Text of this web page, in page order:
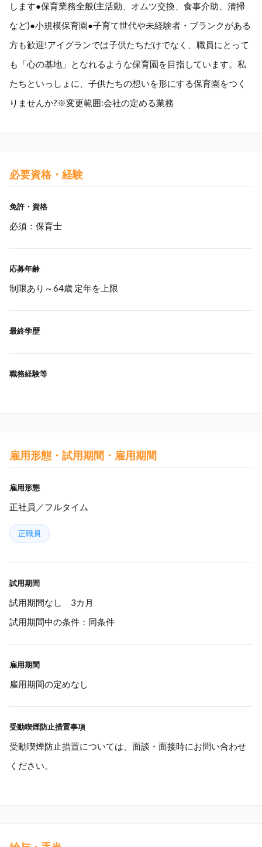
します●保育業務全般(主活動、オムツ交換、食事介助、清掃
など)●小規模保育園●子育て世代や未経験者・ブランクがある
方も歓迎!アイグランでは子供たちだけでなく、職員にとって
も「心の基地」となれるような保育園を目指しています。私
たちといっしょに、子供たちの想いを形にする保育園をつく
りませんか?※変更範囲:会社の定める業務
必要資格・経験
免許・資格
必須：保育士
応募年齢
制限あり～64歳 定年を上限
最終学歴
職務経験等
雇用形態・試用期間・雇用期間
雇用形態
正社員／フルタイム
正職員
試用期間
試用期間なし 3カ月
試用期間中の条件：同条件
雇用期間
雇用期間の定めなし
受動喫煙防止措置事項
受動喫煙防止措置については、面談・面接時にお問い合わせ
ください。